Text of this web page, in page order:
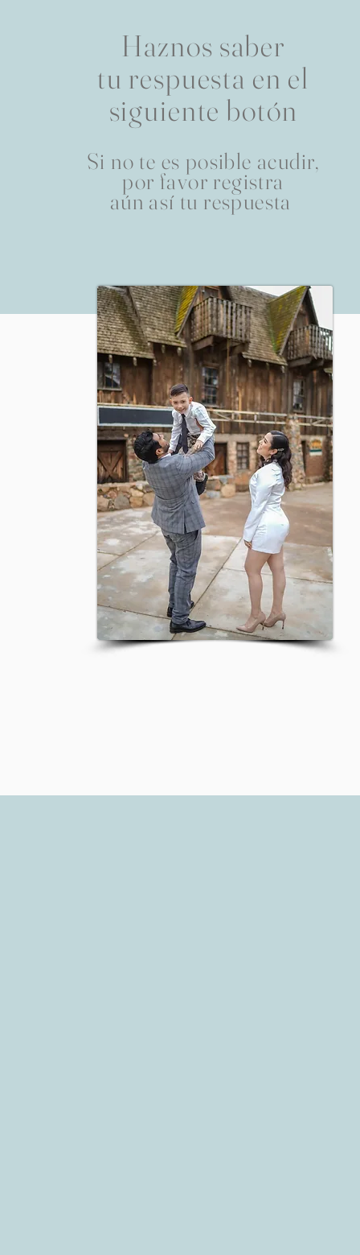
Haznos saber
tu respuesta en el
siguiente botón
Si no te es posible acudir,
por favor registra
aún así tu respuesta